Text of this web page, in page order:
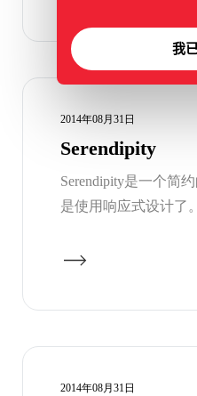
2014年08月31日
Serendipity
Serendipity是一个简
是使用响应式设计了
2014年08月31日
我